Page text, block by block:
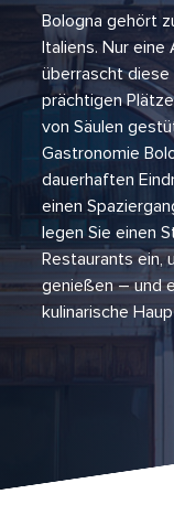
Bologna gehört
Italiens. Nur
überrascht
prächtigen
von Säulen
Gastronomie
dauerhaften
einen
legen Sie einen
Restaurants ein,
genießen – und
kulinarische